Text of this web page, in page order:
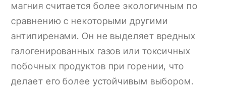
магния считается более экологичным по
сравнению с некоторыми другими
антипиренами. Он не выделяет вредных
галогенированных газов или токсичных
побочных продуктов при горении, что
делает его более устойчивым выбором.